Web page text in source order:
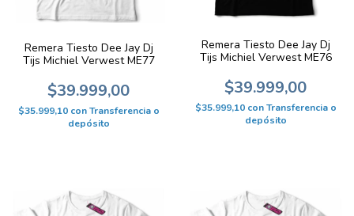
Remera Tiesto Dee Jay Dj
Tijs Michiel Verwest ME77
$39.999,00
$35.999,10 con Transferencia o
depósito
Remera Tiesto Dee Jay Dj
Tijs Michiel Verwest ME76
$39.999,00
$35.999,10 con Transferencia o
depósito